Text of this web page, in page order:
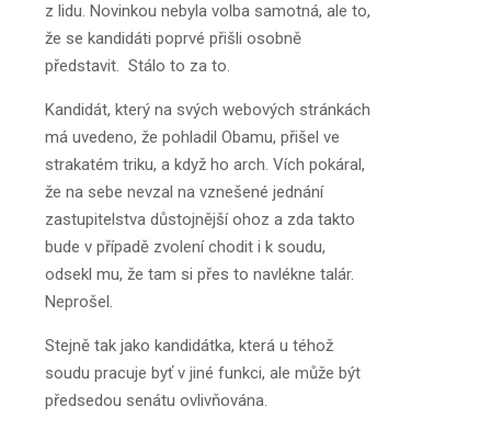
z lidu. Novinkou nebyla volba samotná, ale to,
že se kandidáti poprvé přišli osobně
představit. Stálo to za to.
Kandidát, který na svých webových stránkách
má uvedeno, že pohladil Obamu, přišel ve
strakatém triku, a když ho arch. Vích pokáral,
že na sebe nevzal na vznešené jednání
zastupitelstva důstojnější ohoz a zda takto
bude v případě zvolení chodit i k soudu,
odsekl mu, že tam si přes to navlékne talár.
Neprošel.
Stejně tak jako kandidátka, která u téhož
soudu pracuje byť v jiné funkci, ale může být
předsedou senátu ovlivňována.